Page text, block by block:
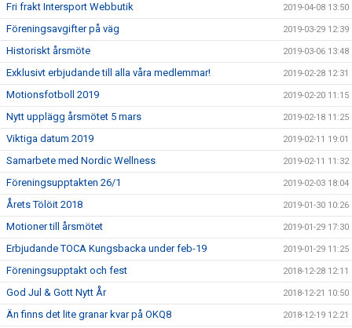
Fri frakt Intersport Webbutik 2019-04-08 13:50
Föreningsavgifter på väg 2019-03-29 12:39
Historiskt årsmöte 2019-03-06 13:48
Exklusivt erbjudande till alla våra medlemmar! 2019-02-28 12:31
Motionsfotboll 2019 2019-02-20 11:15
Nytt upplägg årsmötet 5 mars 2019-02-18 11:25
Viktiga datum 2019 2019-02-11 19:01
Samarbete med Nordic Wellness 2019-02-11 11:32
Föreningsupptakten 26/1 2019-02-03 18:04
Årets Tölöit 2018 2019-01-30 10:26
Motioner till årsmötet 2019-01-29 17:30
Erbjudande TOCA Kungsbacka under feb-19 2019-01-29 11:25
Föreningsupptakt och fest 2018-12-28 12:11
God Jul & Gott Nytt År 2018-12-21 10:50
Än finns det lite granar kvar på OKQ8 2018-12-19 12:21